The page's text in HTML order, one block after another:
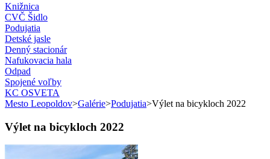
Knižnica
CVČ Šidlo
Podujatia
Detské jasle
Denný stacionár
Nafukovacia hala
Odpad
Spojené voľby
KC OSVETA
Mesto Leopoldov>Galérie>Podujatia>Výlet na bicykloch 2022
Výlet na bicykloch 2022